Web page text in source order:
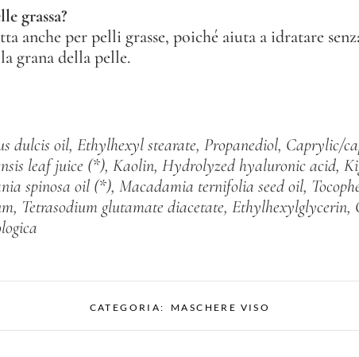
grassa?
anche per pelli grasse, poiché aiuta a idratare
grana della pelle.
dulcis oil, Ethylhexyl stearate, Propanediol, Caprylic/
leaf juice (*), Kaolin, Hydrolyzed hyaluronic acid,
spinosa oil (*), Macadamia ternifolia seed oil,
Tetrasodium glutamate diacetate, Ethylhexylglycerin,
CATEGORIA: MASCHERE VISO